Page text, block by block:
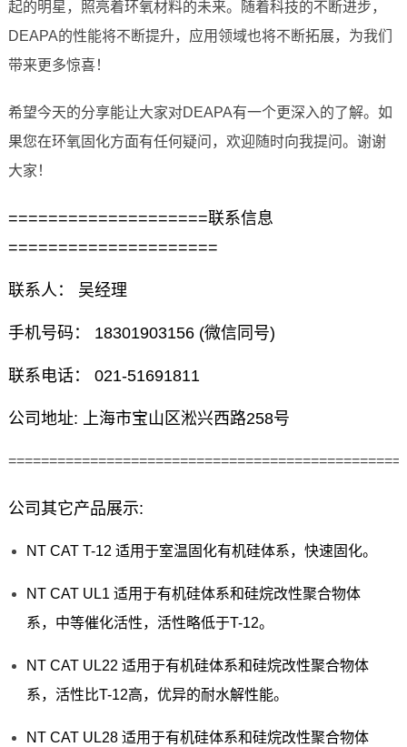
起的明星，照亮着环氧材料的未来。随着科技的不断进步，
DEAPA的性能将不断提升，应用领域也将不断拓展，为我们
带来更多惊喜！
希望今天的分享能让大家对DEAPA有一个更深入的了解。如
果您在环氧固化方面有任何疑问，欢迎随时向我提问。谢谢
大家！
====================联系信息
=====================
联系人： 吴经理
手机号码： 18301903156 (微信同号)
联系电话： 021-51691811
公司地址: 上海市宝山区淞兴西路258号
公司其它产品展示:
NT CAT T-12 适用于室温固化有机硅体系，快速固化。
NT CAT UL1 适用于有机硅体系和硅烷改性聚合物体
系，中等催化活性，活性略低于T-12。
NT CAT UL22 适用于有机硅体系和硅烷改性聚合物体
系，活性比T-12高，优异的耐水解性能。
NT CAT UL28 适用于有机硅体系和硅烷改性聚合物体